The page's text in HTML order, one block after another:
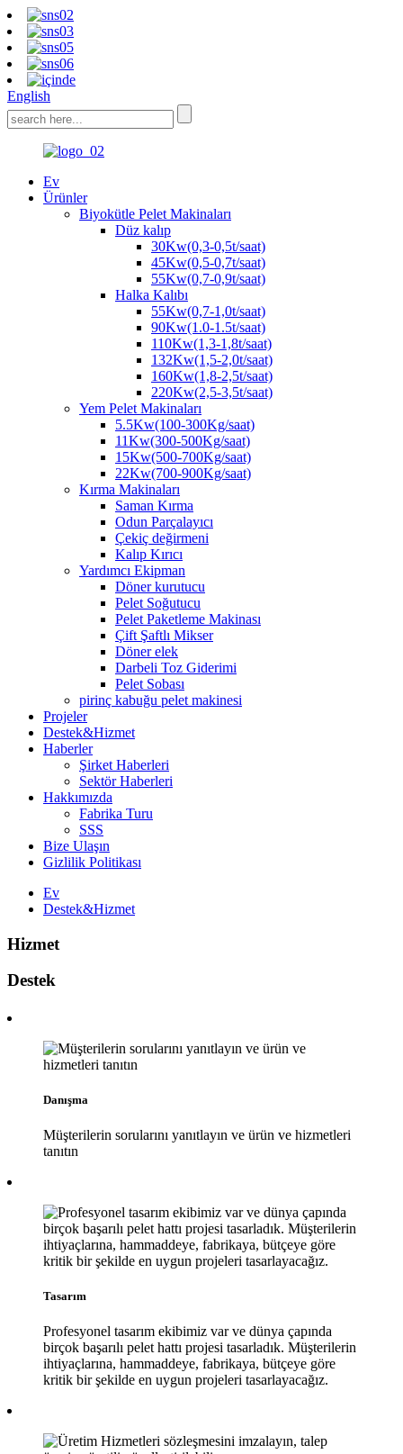
English
Ev
Ürünler
Biyokütle Pelet Makinaları
Düz kalıp
30Kw(0,3-0,5t/saat)
45Kw(0,5-0,7t/saat)
55Kw(0,7-0,9t/saat)
Halka Kalıbı
55Kw(0,7-1,0t/saat)
90Kw(1.0-1.5t/saat)
110Kw(1,3-1,8t/saat)
132Kw(1,5-2,0t/saat)
160Kw(1,8-2,5t/saat)
220Kw(2,5-3,5t/saat)
Yem Pelet Makinaları
5.5Kw(100-300Kg/saat)
11Kw(300-500Kg/saat)
15Kw(500-700Kg/saat)
22Kw(700-900Kg/saat)
Kırma Makinaları
Saman Kırma
Odun Parçalayıcı
Çekiç değirmeni
Kalıp Kırıcı
Yardımcı Ekipman
Döner kurutucu
Pelet Soğutucu
Pelet Paketleme Makinası
Çift Şaftlı Mikser
Döner elek
Darbeli Toz Giderimi
Pelet Sobası
pirinç kabuğu pelet makinesi
Projeler
Destek&Hizmet
Haberler
Şirket Haberleri
Sektör Haberleri
Hakkımızda
Fabrika Turu
SSS
Bize Ulaşın
Gizlilik Politikası
Ev
Destek&Hizmet
Hizmet
Destek
Danışma
Müşterilerin sorularını yanıtlayın ve ürün ve hizmetleri
tanıtın
Tasarım
Profesyonel tasarım ekibimiz var ve dünya çapında
birçok başarılı pelet hattı projesi tasarladık. Müşterilerin
ihtiyaçlarına, hammaddeye, fabrikaya, bütçeye göre
kritik bir şekilde en uygun projeleri tasarlayacağız.